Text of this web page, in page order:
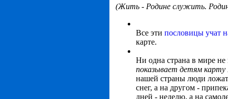
(Жить - Родине служить.
Все эти пословицы учат
карте.
Ни одна страна в мире не
показывает детям карту
нашей страны люди
снег, а на другом -
дней - неделю, а на